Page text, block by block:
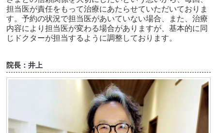
担当医が責任をもって治療にあたらせていただいておりま
す。予約の状況で担当医があいていない場合、また、治療
内容により担当医が変わる場合がありますが、基本的に同
じドクターが担当するように調整しております。
院長：井上